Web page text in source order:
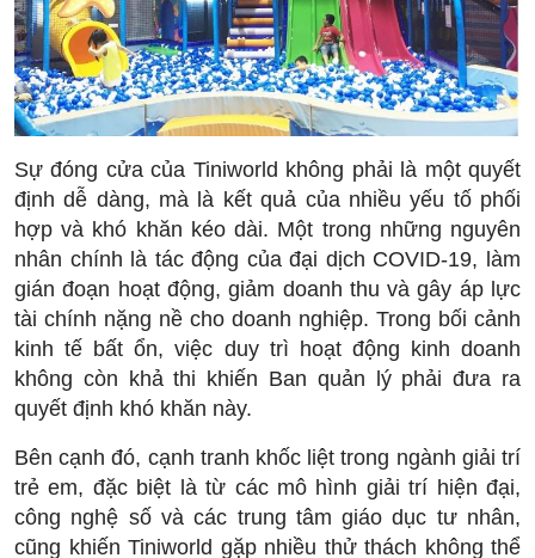
Sự đóng cửa của Tiniworld không phải là một quyết
định dễ dàng, mà là kết quả của nhiều yếu tố phối
hợp và khó khăn kéo dài. Một trong những nguyên
nhân chính là tác động của đại dịch COVID-19, làm
gián đoạn hoạt động, giảm doanh thu và gây áp lực
tài chính nặng nề cho doanh nghiệp. Trong bối cảnh
kinh tế bất ổn, việc duy trì hoạt động kinh doanh
không còn khả thi khiến Ban quản lý phải đưa ra
quyết định khó khăn này.
Bên cạnh đó, cạnh tranh khốc liệt trong ngành giải trí
trẻ em, đặc biệt là từ các mô hình giải trí hiện đại,
công nghệ số và các trung tâm giáo dục tư nhân,
cũng khiến Tiniworld gặp nhiều thử thách không thể